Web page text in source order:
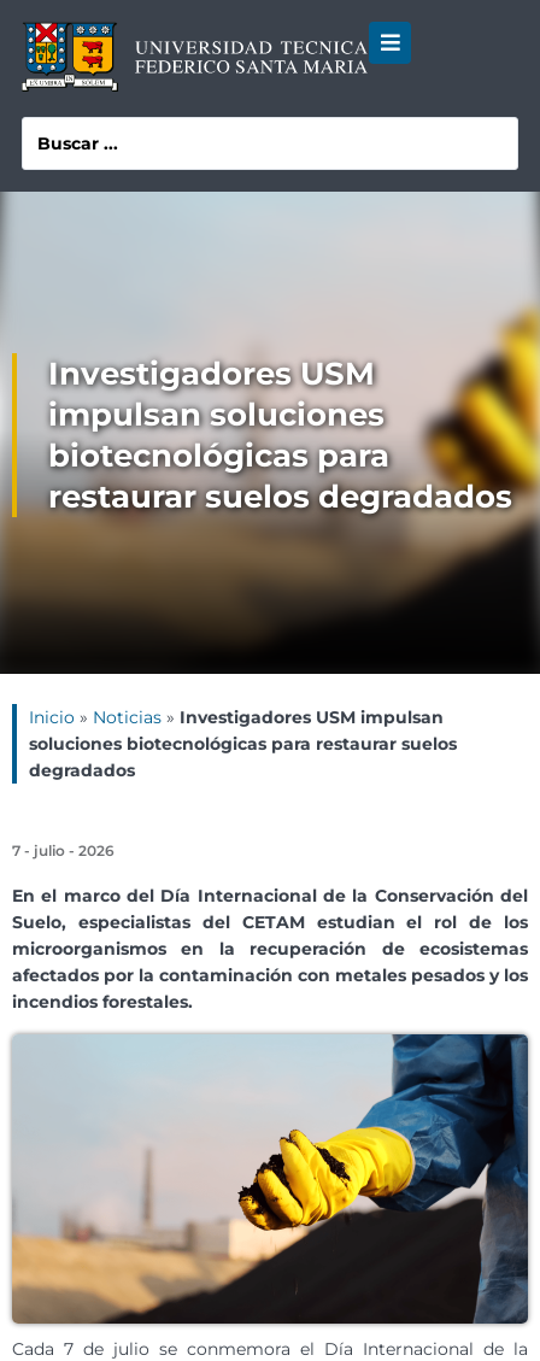
Investigadores USM
impulsan soluciones
biotecnológicas para
restaurar suelos degradados
Inicio » Noticias » Investigadores USM impulsan
soluciones biotecnológicas para restaurar suelos
degradados
7 - julio - 2026
En el marco del Día Internacional de la Conservación del
Suelo, especialistas del CETAM estudian el rol de los
microorganismos en la recuperación de ecosistemas
afectados por la contaminación con metales pesados y los
incendios forestales.
Cada 7 de julio se conmemora el Día Internacional de la